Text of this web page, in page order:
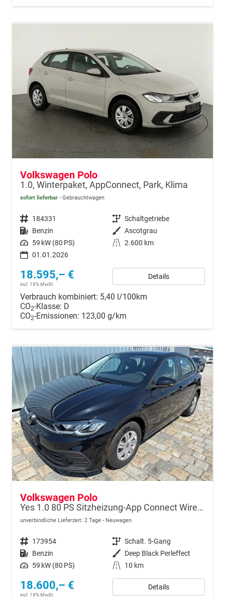
Volkswagen Polo
1.0, Winterpaket, AppConnect, Park, Klima
sofort lieferbar Gebrauchtwagen
Fahrzeugnr. 184331 Getriebe Schaltgetriebe
Kraftstoff Benzin Außenfarbe Ascotgrau
Leistung 59 kW (80 PS) Kilometerstand 2.600 km
01.01.2026
18.595,– €
incl. 19% MwSt.
Details
Verbrauch kombiniert: 5,40 l/100km
CO2-Klasse: D
CO2-Emissionen: 123,00 g/km
Volkswagen Polo
Yes 1.0 80 PS Sitzheizung-App Connect Wireless-Einparkhilfe-Klima-Sofort
unverbindliche Lieferzeit: 2 Tage Neuwagen
Fahrzeugnr. 173954 Getriebe Schalt. 5-Gang
Kraftstoff Benzin Außenfarbe Deep Black Perleffect
Leistung 59 kW (80 PS) Kilometerstand 10 km
18.600,– €
incl. 19% MwSt.
Details